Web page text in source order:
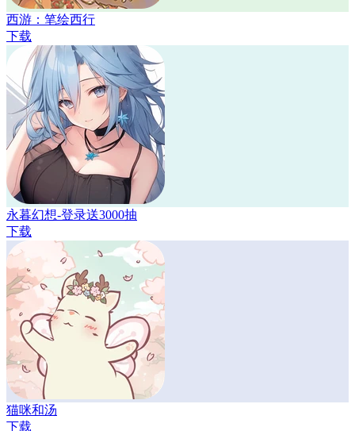
西游：笔绘西行
下载
永暮幻想-登录送3000抽
下载
猫咪和汤
下载